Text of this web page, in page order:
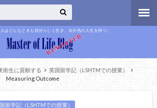
人はどんなときも自分らしく生き、自分色の人生を持つ」
衛生に貢献する
英国留学記（LSHTMでの授業）
Measuring Outcome
留学記（LSHTMでの授業）